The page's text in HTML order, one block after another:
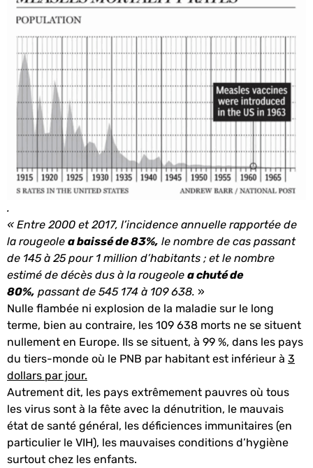
.
« Entre 2000 et 2017, l’incidence annuelle rapportée de
la rougeole a baissé de 83%, le nombre de cas passant
de 145 à 25 pour 1 million d’habitants ; et le nombre
estimé de décès dus à la rougeole a chuté de
80%, passant de 545 174 à 109 638. »
Nulle flambée ni explosion de la maladie sur le long
terme, bien au contraire, les 109 638 morts ne se situent
nullement en Europe. Ils se situent, à 99 %, dans les pays
du tiers-monde où le PNB par habitant est inférieur à 3
dollars par jour.
Autrement dit, les pays extrêmement pauvres où tous
les virus sont à la fête avec la dénutrition, le mauvais
état de santé général, les déficiences immunitaires (en
particulier le VIH), les mauvaises conditions d’hygiène
surtout chez les enfants.